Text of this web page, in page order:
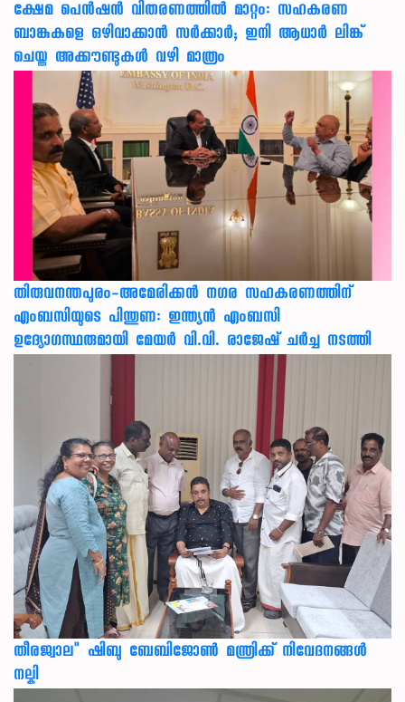
ക്ഷേമ പെൻഷൻ വിതരണത്തിൽ മാറ്റം: സഹകരണ
ബാങ്കുകളെ ഒഴിവാക്കാൻ സർക്കാർ; ഇനി ആധാർ ലിങ്ക്
ചെയ്ത അക്കൗണ്ടുകൾ വഴി മാത്രം
തിരുവനന്തപുരം-അമേരിക്കന്‍ നഗര സഹകരണത്തിന്
എംബസിയുടെ പിന്തുണ: ഇന്ത്യന്‍ എംബസി
ഉദ്യോഗസ്ഥരുമായി മേയര്‍ വി.വി. രാജേഷ് ചര്‍ച്ച നടത്തി
തീരജ്വാല" ഷിബു ബേബിജോൺ മന്ത്രിക്ക് നിവേദനങ്ങള്‍
നല്കി